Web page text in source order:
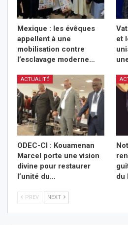
Mexique : les évêques
appellent à une
mobilisation contre
l’esclavage moderne…
et
ACTUALITÉ
ODEC-CI : Kouamenan
Marcel porte une vision
divine pour restaurer
l’unité du…
du
PREV NEXT